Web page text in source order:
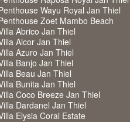
Wayu Royal Jan Thiel
Zoet Mambo Beach
Abrico Jan Thiel
Alcor Jan Thiel
Azuro Jan Thiel
Banjo Jan Thiel
Beau Jan Thiel
Bunita Jan Thiel
Coco Breeze Jan Thiel
Dardanel Jan Thiel
Elysia Coral Estate